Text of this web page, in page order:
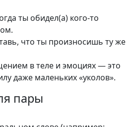
ты обидел(а) кого-то
что ты произносишь ту же
в теле и эмоциях — это
даже маленьких «уколов».
пары